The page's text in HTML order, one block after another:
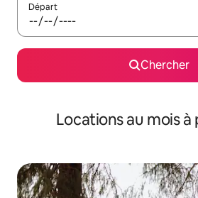
Départ
Chercher
Locations au mois